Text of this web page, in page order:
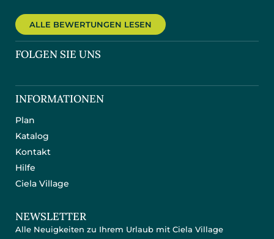
ALLE BEWERTUNGEN LESEN
FOLGEN SIE UNS
INFORMATIONEN
Plan
Katalog
Kontakt
Hilfe
Ciela Village
NEWSLETTER
Alle Neuigkeiten zu Ihrem Urlaub mit Ciela Village